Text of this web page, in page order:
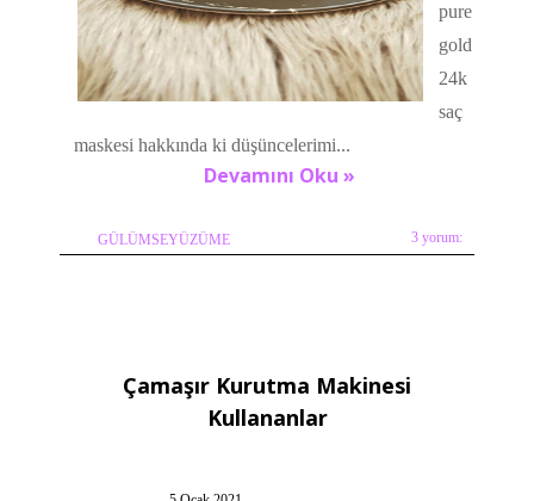
pure
gold
24k
saç
maskesi hakkında ki düşüncelerimi...
Devamını Oku »
GÜLÜMSEYÜZÜME 3 yorum:
Çamaşır Kurutma Makinesi
Kullananlar